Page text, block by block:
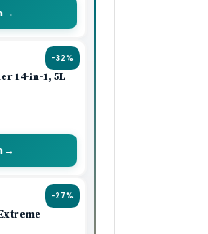
→
-32%
14-in-1, 5L
→
-27%